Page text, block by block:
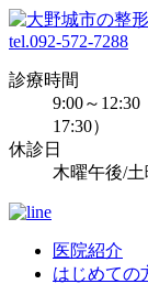
tel.092-572-7288
診療時間
9:00～12:30
17:30）
休診日
木曜午後/
医院紹介
はじめての